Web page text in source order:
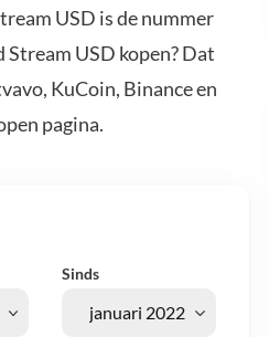
USD is de nummer
Stream USD kopen? Dat
KuCoin, Binance en
pagina.
Sinds